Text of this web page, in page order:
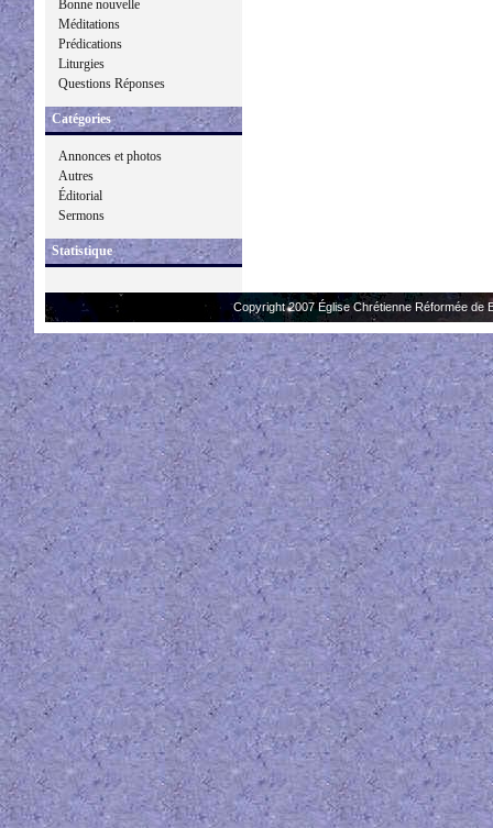
Bonne nouvelle
Méditations
Prédications
Liturgies
Questions Réponses
Catégories
Annonces et photos
Autres
Éditorial
Sermons
Statistique
Copyright 2007 Église Chrétienne Réformée de